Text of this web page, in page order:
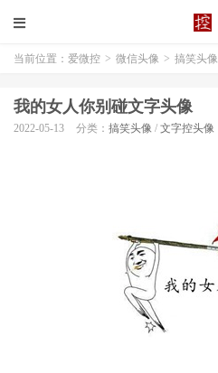
当前位置： 爱微控 > 微信头像 > 搞笑头像
我的女人你别碰文字头像
2022-05-13 分类： 搞笑头像 / 文字控头像